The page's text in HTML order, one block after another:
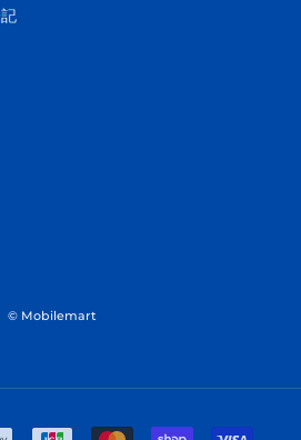
© Mobilemart